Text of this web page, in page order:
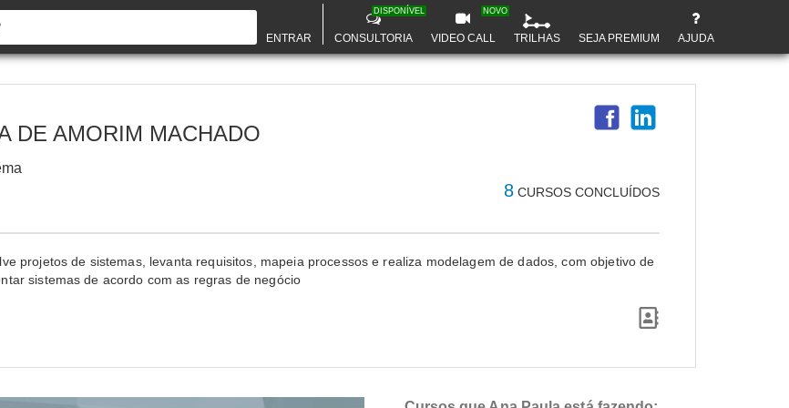
ENTRAR CONSULTORIA
DISPONÍVEL
VIDEO CALL
NOVO
TRILHAS SEJA PREMIUM AJUDA
DE AMORIM MACHADO
8 CURSOS CONCLUÍDOS
projetos de sistemas, levanta requisitos, mapeia processos e realiza modelagem de dados, com objetivo de
sistemas de acordo com as regras de negócio